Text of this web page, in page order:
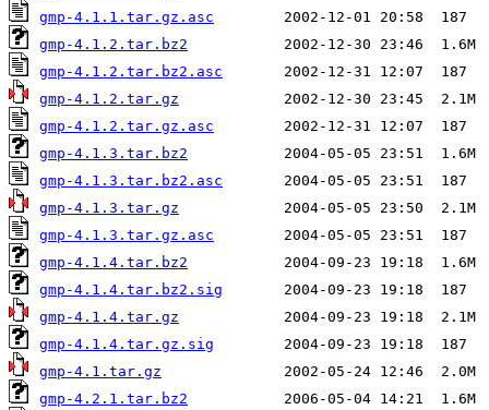
gmp-4.1.1.tar.gz.asc
gmp-4.1.2.tar.bz2
gmp-4.1.2.tar.bz2.asc
gmp-4.1.2.tar.gz
gmp-4.1.2.tar.gz.asc
gmp-4.1.3.tar.bz2
gmp-4.1.3.tar.bz2.asc
gmp-4.1.3.tar.gz
gmp-4.1.3.tar.gz.asc
gmp-4.1.4.tar.bz2
gmp-4.1.4.tar.bz2.sig
gmp-4.1.4.tar.gz
gmp-4.1.4.tar.gz.sig
gmp-4.1.tar.gz
gmp-4.2.1.tar.bz2